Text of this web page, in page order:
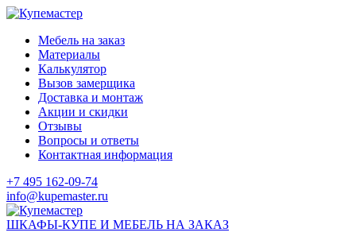
Мебель на заказ
Материалы
Калькулятор
Вызов замерщика
Доставка и монтаж
Акции и скидки
Отзывы
Вопросы и ответы
Контактная информация
+7 495 162-09-74
info@kupemaster.ru
ШКАФЫ-КУПЕ И МЕБЕЛЬ НА ЗАКАЗ